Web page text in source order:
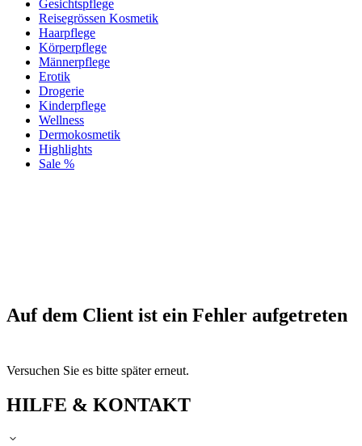
Gesichtspflege
Reisegrössen Kosmetik
Haarpflege
Körperpflege
Männerpflege
Erotik
Drogerie
Kinderpflege
Wellness
Dermokosmetik
Highlights
Sale %
Auf dem Client ist ein Fehler aufgetreten
Versuchen Sie es bitte später erneut.
HILFE & KONTAKT